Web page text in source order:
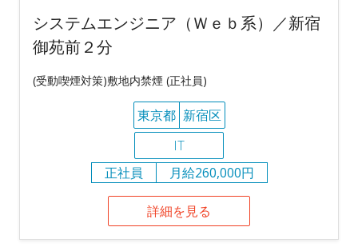
システムエンジニア（Ｗｅｂ系）／新宿
御苑前２分
(受動喫煙対策)敷地内禁煙 (正社員)
東京都 新宿区
IT
正社員
月給260,000円
詳細を見る